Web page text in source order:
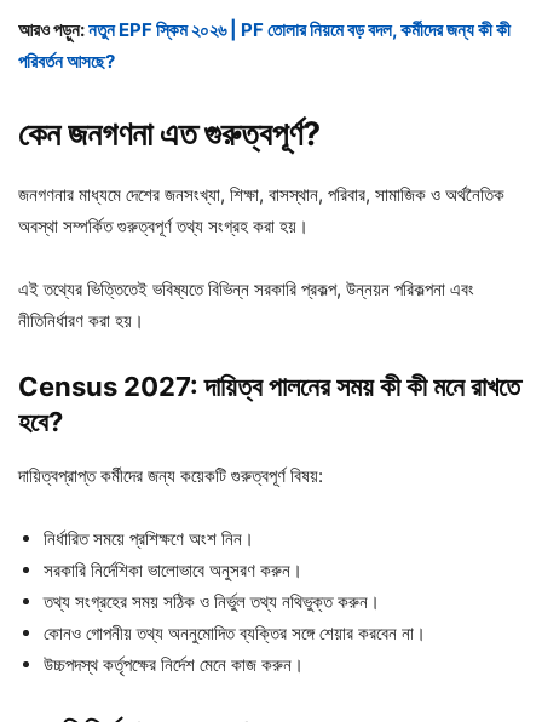
আরও পড়ুন:নতুন EPF স্কিম ২০২৬ | PF তোলার নিয়মে বড় বদল, কর্মীদের জন্য কী কী
পরিবর্তন আসছে?
কেনজনগণনাএতগুরুত্বপূর্ণ?
জনগণনার মাধ্যমে দেশের জনসংখ্যা, শিক্ষা, বাসস্থান, পরিবার, সামাজিক ও অর্থনৈতিক
অবস্থা সম্পর্কিত গুরুত্বপূর্ণ তথ্য সংগ্রহ করা হয়।
এই তথ্যের ভিত্তিতেই ভবিষ্যতে বিভিন্ন সরকারি প্রকল্প, উন্নয়ন পরিকল্পনা এবং
নীতিনির্ধারণ করা হয়।
Census 2027: দায়িত্বপালনেরসময়কীকীমনেরাখতে
হবে?
দায়িত্বপ্রাপ্ত কর্মীদের জন্য কয়েকটি গুরুত্বপূর্ণ বিষয়:
নির্ধারিত সময়ে প্রশিক্ষণে অংশ নিন।
সরকারি নির্দেশিকা ভালোভাবে অনুসরণ করুন।
তথ্য সংগ্রহের সময় সঠিক ও নির্ভুল তথ্য নথিভুক্ত করুন।
কোনও গোপনীয় তথ্য অননুমোদিত ব্যক্তির সঙ্গে শেয়ার করবেন না।
উচ্চপদস্থ কর্তৃপক্ষের নির্দেশ মেনে কাজ করুন।